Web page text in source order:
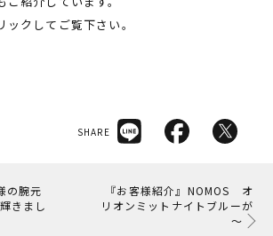
クしてご覧下さい。
SHARE
の腕元
きまし
『お客様紹介』NOMOS オ
リオンミットナイトブルーが
～